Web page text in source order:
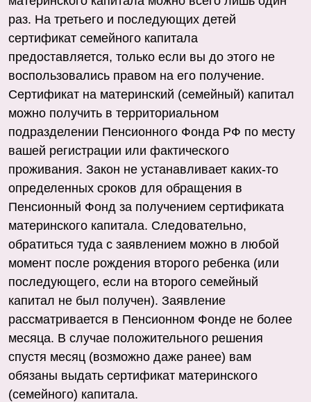
раз. На третьего и последующих детей
сертификат семейного капитала
предоставляется, только если вы до этого не
воспользовались правом на его получение.
Сертификат на материнский (семейный) капитал
можно получить в территориальном
подразделении Пенсионного Фонда РФ по месту
вашей регистрации или фактического
проживания. Закон не устанавливает каких-то
определенных сроков для обращения в
Пенсионный Фонд за получением сертификата
материнского капитала. Следовательно,
обратиться туда с заявлением можно в любой
момент после рождения второго ребенка (или
последующего, если на второго семейный
капитал не был получен). Заявление
рассматривается в Пенсионном Фонде не более
месяца. В случае положительного решения
спустя месяц (возможно даже ранее) вам
обязаны выдать сертификат материнского
(семейного) капитала.